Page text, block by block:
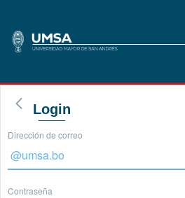
Login
Dirección de correo
Contraseña